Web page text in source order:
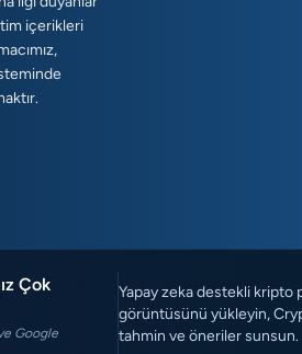
içerikleri
Çok
Google
Yapay zeka destekli kripto
görüntüsünü yükleyin,
tahmin ve öneriler sunsun.